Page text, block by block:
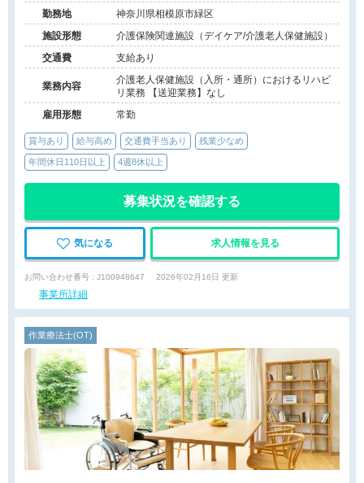
勤務地
神奈川県相模原市緑区
施設形態
介護保険関連施設（デイケア/介護老人保健施設）
交通費
支給あり
業務内容
介護老人保健施設（入所・通所）におけるリハビ
リ業務 【送迎業務】なし
雇用形態
常勤
賞与あり 給与高め 交通費手当あり 残業少なめ
年間休日110日以上 4週8休以上
募集状況を確認する
気になる 求人情報を見る
お問い合わせ番号 : J100948647 2026年02月16日 更新
事業所詳細
作業療法士(OT)